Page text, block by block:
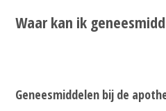
Waar kan ik
Geneesmiddelen bij de